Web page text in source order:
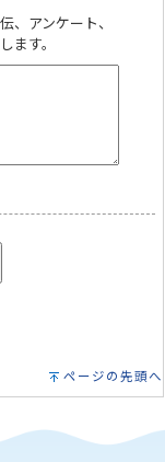
、アンケート、
ます。
ページの先頭へ